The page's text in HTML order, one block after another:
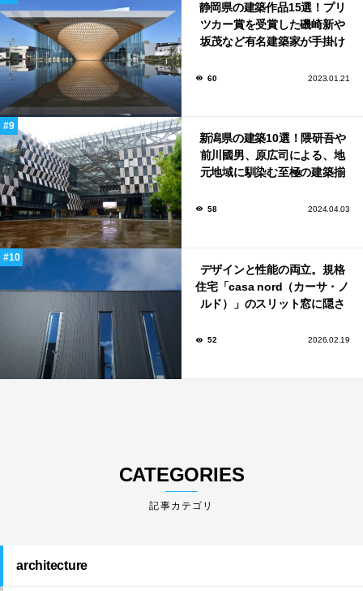
静岡県の建築作品15選！プリ
ツカー賞を受賞した磯崎新や
坂茂など有名建築家が手掛け
60 2023.01.21
新潟県の建築10選！隈研吾や
前川國男、原広司による、地
元地域に馴染む至極の建築揃
58 2024.04.03
デザインと性能の両立。規格
住宅「casa nord（カーサ・ノ
ルド）」のスリット窓に隠さ
52 2026.02.19
CATEGORIES
architecture